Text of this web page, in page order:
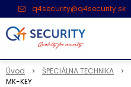
q4security@q4security.sk
Úvod ŠPECIÁLNA TECHNIKA
MK-KEY